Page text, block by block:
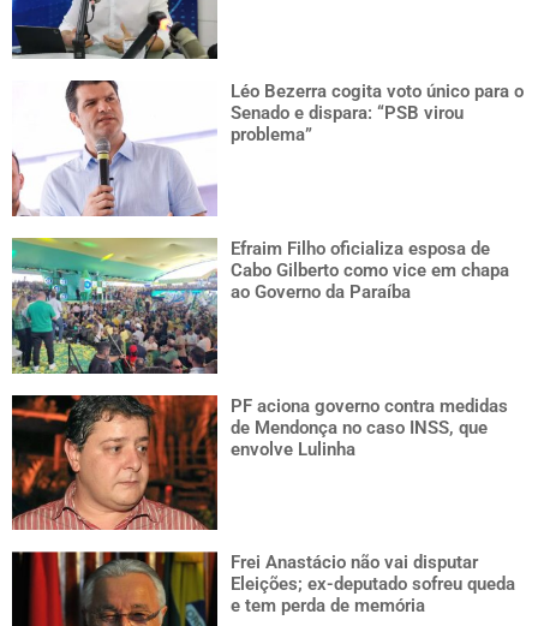
Léo Bezerra cogita voto único para o
Senado e dispara: “PSB virou
problema”
Efraim Filho oficializa esposa de
Cabo Gilberto como vice em chapa
ao Governo da Paraíba
PF aciona governo contra medidas
de Mendonça no caso INSS, que
envolve Lulinha
Frei Anastácio não vai disputar
Eleições; ex-deputado sofreu queda
e tem perda de memória